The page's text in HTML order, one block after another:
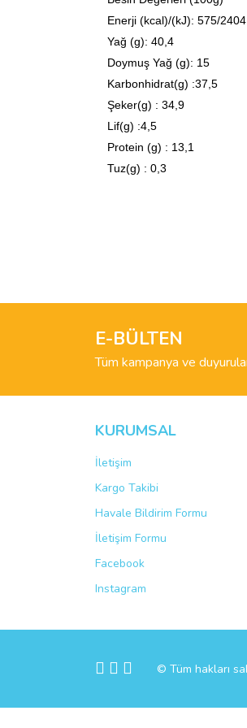
Enerji (kcal)/(kJ): 575/2404
Yağ (g): 40,4
Doymuş Yağ (g): 15
Karbonhidrat(g) :37,5
Şeker(g) : 34,9
Lif(g) :4,5
Protein (g) : 13,1
Tuz(g) : 0,3
Ürün resmi kalitesiz,
Bu ürüne benzer farklı
E-BÜLTEN
Tüm kampanya ve
KURUMSAL
İletişim
Kargo Takibi
Havale Bildirim Formu
İletişim Formu
Facebook
Instagram
© Tüm hakları